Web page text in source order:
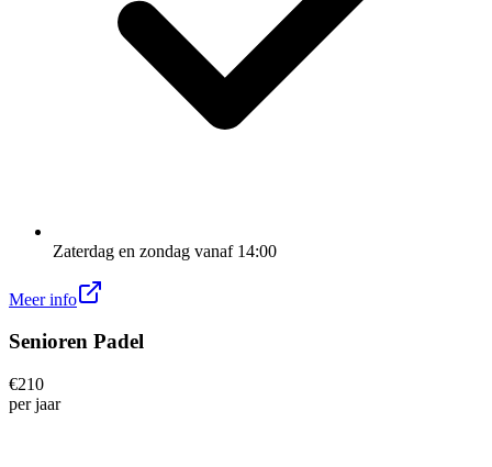
Zaterdag en zondag vanaf 14:00
Meer info
Senioren Padel
€210
perjaar